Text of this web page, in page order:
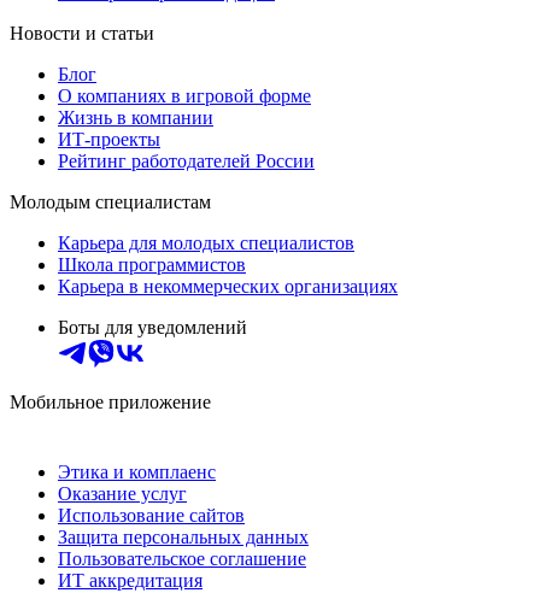
Новости и статьи
Блог
О компаниях в игровой форме
Жизнь в компании
ИТ-проекты
Рейтинг работодателей России
Молодым специалистам
Карьера для молодых специалистов
Школа программистов
Карьера в некоммерческих организациях
Боты для уведомлений
Мобильное приложение
Этика и комплаенс
Оказание услуг
Использование сайтов
Защита персональных данных
Пользовательское соглашение
ИТ аккредитация